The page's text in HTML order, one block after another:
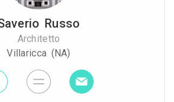
Russo
Architetto
Villaricca (NA)